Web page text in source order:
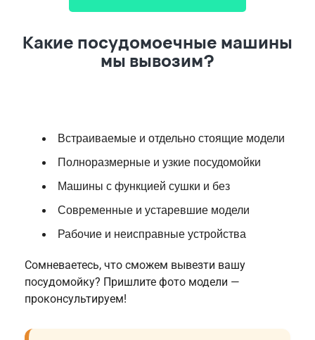
Какие посудомоечные машины
мы вывозим?
Встраиваемые и отдельно стоящие модели
Полноразмерные и узкие посудомойки
Машины с функцией сушки и без
Современные и устаревшие модели
Рабочие и неисправные устройства
Сомневаетесь, что сможем вывезти вашу
посудомойку? Пришлите фото модели —
проконсультируем!